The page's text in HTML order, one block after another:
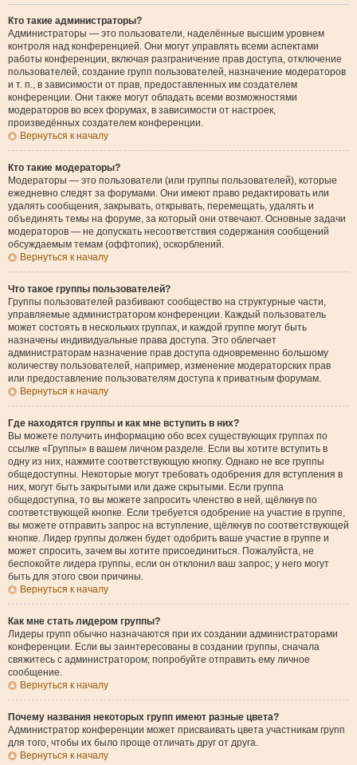
Кто такие администраторы?
Администраторы — это пользователи, наделённые высшим уровнем
контроля над конференцией. Они могут управлять всеми аспектами
работы конференции, включая разграничение прав доступа, отключение
пользователей, создание групп пользователей, назначение модераторов
и т. п., в зависимости от прав, предоставленных им создателем
конференции. Они также могут обладать всеми возможностями
модераторов во всех форумах, в зависимости от настроек,
произведённых создателем конференции.
Вернуться к началу
Кто такие модераторы?
Модераторы — это пользователи (или группы пользователей), которые
ежедневно следят за форумами. Они имеют право редактировать или
удалять сообщения, закрывать, открывать, перемещать, удалять и
объединять темы на форуме, за который они отвечают. Основные задачи
модераторов — не допускать несоответствия содержания сообщений
обсуждаемым темам (оффтопик), оскорблений.
Вернуться к началу
Что такое группы пользователей?
Группы пользователей разбивают сообщество на структурные части,
управляемые администратором конференции. Каждый пользователь
может состоять в нескольких группах, и каждой группе могут быть
назначены индивидуальные права доступа. Это облегчает
администраторам назначение прав доступа одновременно большому
количеству пользователей, например, изменение модераторских прав
или предоставление пользователям доступа к приватным форумам.
Вернуться к началу
Где находятся группы и как мне вступить в них?
Вы можете получить информацию обо всех существующих группах по
ссылке «Группы» в вашем личном разделе. Если вы хотите вступить в
одну из них, нажмите соответствующую кнопку. Однако не все группы
общедоступны. Некоторые могут требовать одобрения для вступления в
них, могут быть закрытыми или даже скрытыми. Если группа
общедоступна, то вы можете запросить членство в ней, щёлкнув по
соответствующей кнопке. Если требуется одобрение на участие в группе,
вы можете отправить запрос на вступление, щёлкнув по соответствующей
кнопке. Лидер группы должен будет одобрить ваше участие в группе и
может спросить, зачем вы хотите присоединиться. Пожалуйста, не
беспокойте лидера группы, если он отклонил ваш запрос; у него могут
быть для этого свои причины.
Вернуться к началу
Как мне стать лидером группы?
Лидеры групп обычно назначаются при их создании администраторами
конференции. Если вы заинтересованы в создании группы, сначала
свяжитесь с администратором; попробуйте отправить ему личное
сообщение.
Вернуться к началу
Почему названия некоторых групп имеют разные цвета?
Администратор конференции может присваивать цвета участникам групп
для того, чтобы их было проще отличать друг от друга.
Вернуться к началу